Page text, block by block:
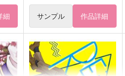
細 サンプル 作品詳細